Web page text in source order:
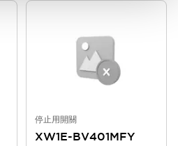
停止用開關
XW1E-BV401MFY